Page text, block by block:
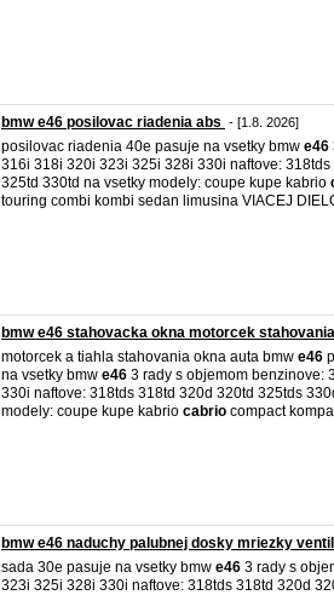
bmw e46 posilovac riadenia abs - [1.8. 2026]
posilovac riadenia 40e pasuje na vsetky bmw e46
316i 318i 320i 323i 325i 328i 330i naftove:
325td 330td na vsetky modely: coupe kupe kabrio
touring combi kombi sedan limusina VIACEJ
bmw e46 stahovacka okna motorcek
motorcek a tiahla stahovania okna auta bmw e46
na vsetky bmw e46 3 rady s objemom benzinove:
330i naftove: 318tds 318td 320d 320td 325tds
modely: coupe kupe kabrio cabrio compact
bmw e46 naduchy palubnej dosky mriezky
sada 30e pasuje na vsetky bmw e46 3 rady s
323i 325i 328i 330i naftove: 318tds 318td 320d